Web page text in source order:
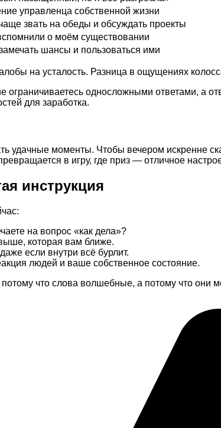
управленца собственной жизни
звать на обеды и обсуждать проекты
о моём существовании
шансы и пользоваться ими
на усталость. Разница в ощущениях
ограничиваетесь односложными ответами, а
для заработка.
удачные моменты. Чтобы вечером искренне
в игру, где приз — отличное
инструкция
на вопрос «как дела»?
которая вам ближе.
если внутри всё бурлит.
людей и ваше собственное состояние.
потому что слова волшебные, а потому что